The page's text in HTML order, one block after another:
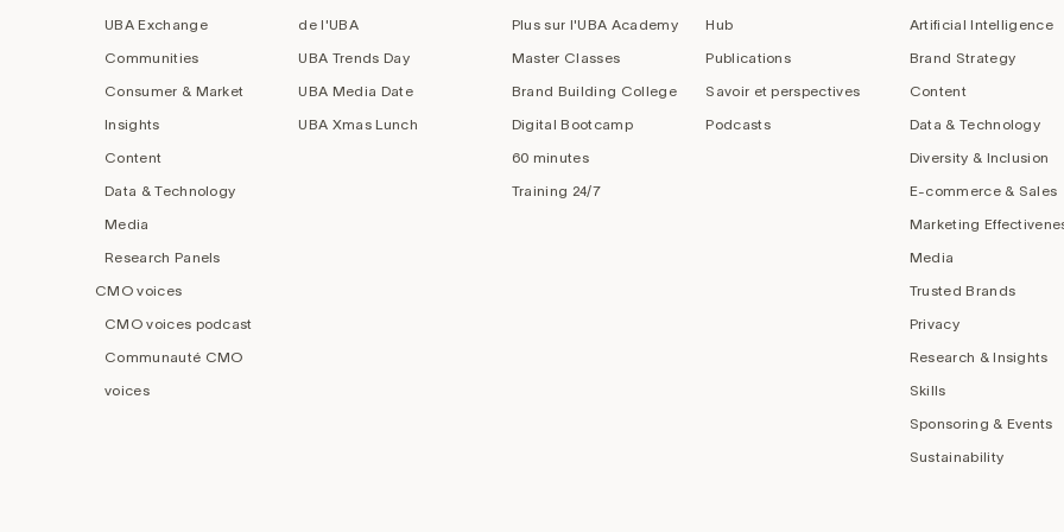
UBA Exchange
Communities
Consumer & Market
Insights
Content
Data & Technology
Media
Research Panels
CMO voices
CMO voices podcast
Communauté CMO
voices
de l'UBA
UBA Trends Day
UBA Media Date
UBA Xmas Lunch
Plus sur l'UBA Academy
Master Classes
Brand Building College
Digital Bootcamp
60 minutes
Training 24/7
Hub
Publications
Savoir et perspectives
Podcasts
Artificial Intelligence
Brand Strategy
Content
Data & Technology
Diversity & Inclusion
E-commerce & Sales
Marketing
Media
Trusted Brands
Privacy
Research & Insights
Skills
Sponsoring & Events
Sustainability